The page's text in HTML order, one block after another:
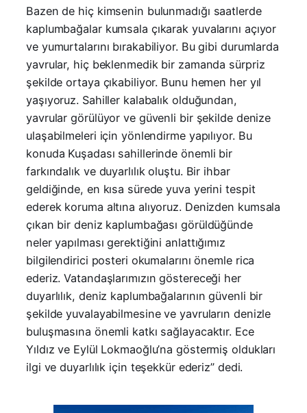
Bazen de hiç kimsenin bulunmadığı saatlerde
kaplumbağalar kumsala çıkarak yuvalarını açıyor
ve yumurtalarını bırakabiliyor. Bu gibi durumlarda
yavrular, hiç beklenmedik bir zamanda sürpriz
şekilde ortaya çıkabiliyor. Bunu hemen her yıl
yaşıyoruz. Sahiller kalabalık olduğundan,
yavrular görülüyor ve güvenli bir şekilde denize
ulaşabilmeleri için yönlendirme yapılıyor. Bu
konuda Kuşadası sahillerinde önemli bir
farkındalık ve duyarlılık oluştu. Bir ihbar
geldiğinde, en kısa sürede yuva yerini tespit
ederek koruma altına alıyoruz. Denizden kumsala
çıkan bir deniz kaplumbağası görüldüğünde
neler yapılması gerektiğini anlattığımız
bilgilendirici posteri okumalarını önemle rica
ederiz. Vatandaşlarımızın göstereceği her
duyarlılık, deniz kaplumbağalarının güvenli bir
şekilde yuvalayabilmesine ve yavruların denizle
buluşmasına önemli katkı sağlayacaktır. Ece
Yıldız ve Eylül Lokmaoğlu’na göstermiş oldukları
ilgi ve duyarlılık için teşekkür ederiz” dedi.